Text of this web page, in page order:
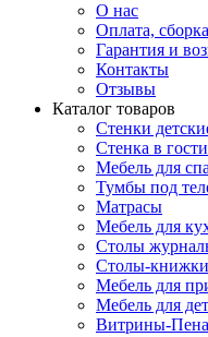
О нас
Оплата,
Гарантия и
Контакты
Отзывы
Каталог товаров
Стенки
Стенка в
Мебель для
Тумбы под
Матрасы
Мебель для
Столы
Столы-книжки
Мебель для
Мебель для
Витрины-